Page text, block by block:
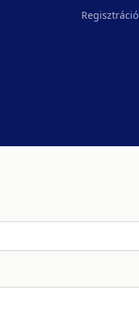
Regisztráció